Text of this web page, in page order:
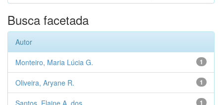
Busca facetada
Autor
1
Monteiro, Maria Lúcia G.
1
Oliveira, Aryane R.
1